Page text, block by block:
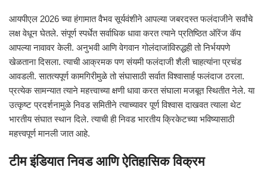
आयपीएल 2026 च्या हंगामात वैभव सूर्यवंशीने आपल्या जबरदस्त फलंदाजीने सर्वांचे
लक्ष वेधून घेतले. संपूर्ण स्पर्धेत सर्वाधिक धावा करत त्याने प्रतिष्ठित ऑरेंज कॅप
आपल्या नावावर केली. अनुभवी आणि वेगवान गोलंदाजांविरुद्धही तो निर्भयपणे
खेळताना दिसला. त्याची आक्रमक पण संयमी फलंदाजी शैली चाहत्यांना प्रचंड
आवडली. सातत्यपूर्ण कामगिरीमुळे तो संघासाठी सर्वात विश्वासार्ह फलंदाज ठरला.
प्रत्येक सामन्यात त्याने महत्त्वाच्या क्षणी धावा करत संघाला मजबूत स्थितीत नेले. या
उत्कृष्ट प्रदर्शनामुळे निवड समितीने त्याच्यावर पूर्ण विश्वास दाखवत त्याला थेट
भारतीय संघात स्थान दिले. त्याची ही निवड भारतीय क्रिकेटच्या भविष्यासाठी
महत्त्वपूर्ण मानली जात आहे.
टीम इंडियात निवड आणि ऐतिहासिक विक्रम